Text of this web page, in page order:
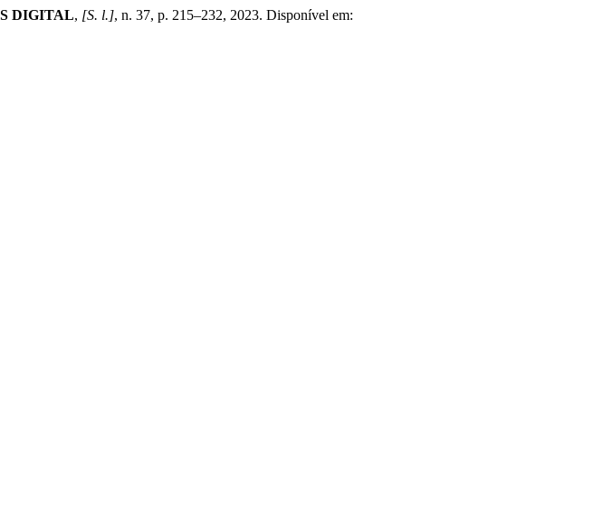
DIGITAL, [S. l.], n. 37, p. 215–232, 2023. Disponível em: